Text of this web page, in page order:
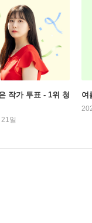
작가 투표 - 1위 청
일
여